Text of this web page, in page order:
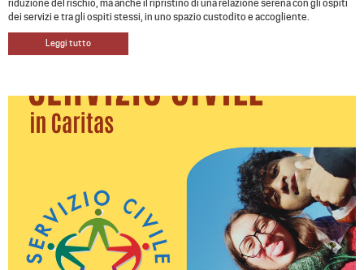
riduzione del rischio, ma anche il ripristino di una relazione serena con gli ospiti
dei servizi e tra gli ospiti stessi, in uno spazio custodito e accogliente.
Leggi tutto